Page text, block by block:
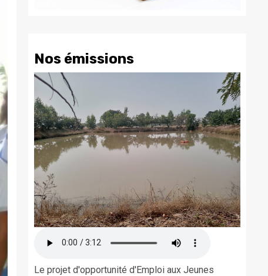
Nos émissions
Le projet d'opportunité d'Emploi aux Jeunes